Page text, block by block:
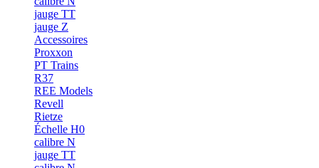
jauge TT
jauge Z
Accessoires
Proxxon
PT Trains
R37
REE Models
Revell
Rietze
Échelle H0
calibre N
jauge TT